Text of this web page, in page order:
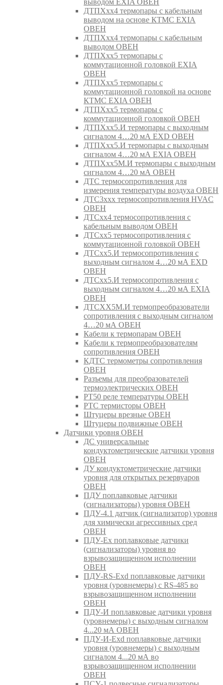
выводом EXIA ОВЕН
ДТПХхх4 термопары с кабельным
выводом на основе КТМС EXIA
ОВЕН
ДТПХхх4 термопары с кабельным
выводом ОВЕН
ДТПХхх5 термопары с
коммутационной головкой EXIA
ОВЕН
ДТПХхх5 термопары с
коммутационной головкой на основе
КТМС EXIA ОВЕН
ДТПХхх5 термопары с
коммутационной головкой ОВЕН
ДТПХхх5.И термопары с выходным
сигналом 4…20 мА EXD ОВЕН
ДТПХхх5.И термопары с выходным
сигналом 4…20 мА EXIA ОВЕН
ДТПХхх5М.И термопары с выходным
сигналом 4…20 мА ОВЕН
ДТС термосопротивления для
измерения температуры воздуха ОВЕН
ДТС3ххх термосопротивления HVAC
ОВЕН
ДТСхх4 термосопротивления с
кабельным выводом ОВЕН
ДТСхх5 термосопротивления с
коммутационной головкой ОВЕН
ДТСхх5.И термосопротивления с
выходным сигналом 4…20 мА EXD
ОВЕН
ДТСхх5.И термосопротивления с
выходным сигналом 4…20 мА EXIA
ОВЕН
ДТСХХ5М.И термопреобразователи
сопротивления с выходным сигналом
4…20 мА ОВЕН
Кабели к термопарам ОВЕН
Кабели к термопреобразователям
сопротивления ОВЕН
КДТС термометры сопротивления
ОВЕН
Разъемы для преобразователей
термоэлектрических ОВЕН
РТ50 реле температуры ОВЕН
РТС термисторы ОВЕН
Штуцеры врезные ОВЕН
Штуцеры подвижные ОВЕН
Датчики уровня ОВЕН
ДС универсальные
кондуктометрические датчики уровня
ОВЕН
ДУ кондуктометрические датчики
уровня для открытых резервуаров
ОВЕН
ПДУ поплавковые датчики
(сигнализаторы) уровня ОВЕН
ПДУ-4.1 датчик (сигнализатор) уровня
для химически агрессивных сред
ОВЕН
ПДУ-Ex поплавковые датчики
(сигнализаторы) уровня во
взрывозащищенном исполнении
ОВЕН
ПДУ-RS-Exd поплавковые датчики
уровня (уровнемеры) с RS-485 во
взрывозащищенном исполнении
ОВЕН
ПДУ-И поплавковые датчики уровня
(уровнемеры) с выходным сигналом
4...20 мА ОВЕН
ПДУ-И-Exd поплавковые датчики
уровня (уровнемеры) с выходным
сигналом 4...20 мА во
взрывозащищенном исполнении
ОВЕН